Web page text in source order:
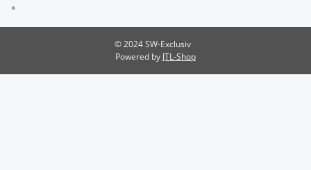
*
© 2024 SW-Exclusiv
Powered by JTL-Shop